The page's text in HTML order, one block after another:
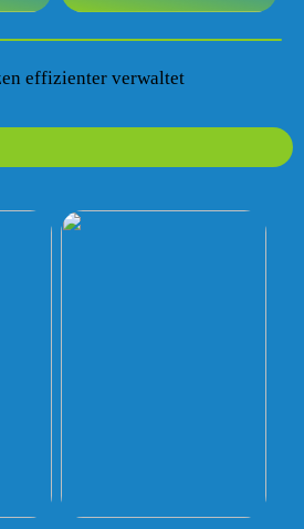
effizienter verwaltet